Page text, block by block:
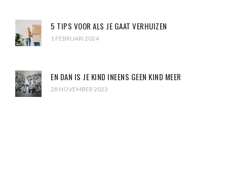
5 TIPS VOOR ALS JE GAAT VERHUIZEN
1 FEBRUARI 2024
EN DAN IS JE KIND INEENS GEEN KIND MEER
28 NOVEMBER 2023